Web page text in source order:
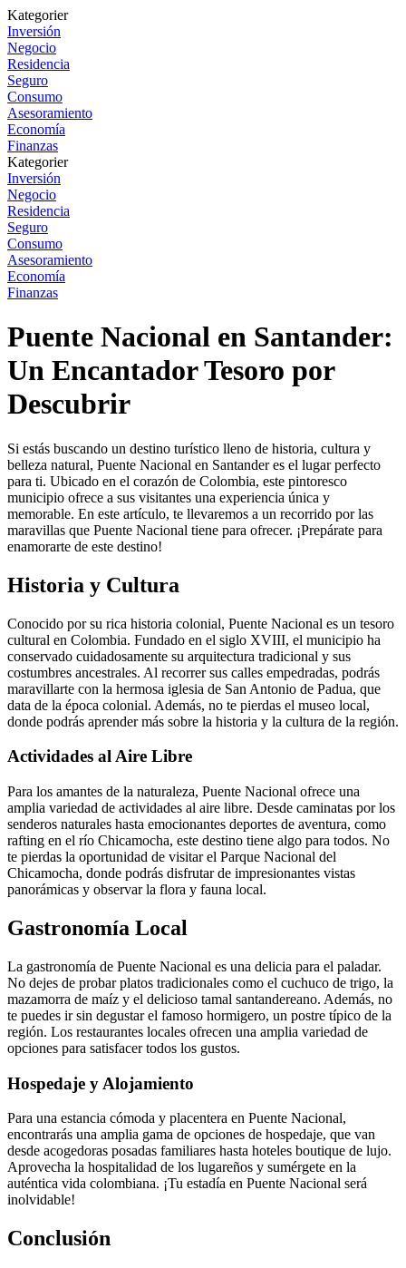
Kategorier
Inversión
Negocio
Residencia
Seguro
Consumo
Asesoramiento
Economía
Finanzas
Kategorier
Inversión
Negocio
Residencia
Seguro
Consumo
Asesoramiento
Economía
Finanzas
Puente Nacional en Santander:
Un Encantador Tesoro por
Descubrir
Si estás buscando un destino turístico lleno de historia, cultura y
belleza natural, Puente Nacional en Santander es el lugar perfecto
para ti. Ubicado en el corazón de Colombia, este pintoresco
municipio ofrece a sus visitantes una experiencia única y
memorable. En este artículo, te llevaremos a un recorrido por las
maravillas que Puente Nacional tiene para ofrecer. ¡Prepárate para
enamorarte de este destino!
Historia y Cultura
Conocido por su rica historia colonial, Puente Nacional es un tesoro
cultural en Colombia. Fundado en el siglo XVIII, el municipio ha
conservado cuidadosamente su arquitectura tradicional y sus
costumbres ancestrales. Al recorrer sus calles empedradas, podrás
maravillarte con la hermosa iglesia de San Antonio de Padua, que
data de la época colonial. Además, no te pierdas el museo local,
donde podrás aprender más sobre la historia y la cultura de la región.
Actividades al Aire Libre
Para los amantes de la naturaleza, Puente Nacional ofrece una
amplia variedad de actividades al aire libre. Desde caminatas por los
senderos naturales hasta emocionantes deportes de aventura, como
rafting en el río Chicamocha, este destino tiene algo para todos. No
te pierdas la oportunidad de visitar el Parque Nacional del
Chicamocha, donde podrás disfrutar de impresionantes vistas
panorámicas y observar la flora y fauna local.
Gastronomía Local
La gastronomía de Puente Nacional es una delicia para el paladar.
No dejes de probar platos tradicionales como el cuchuco de trigo, la
mazamorra de maíz y el delicioso tamal santandereano. Además, no
te puedes ir sin degustar el famoso hormigero, un postre típico de la
región. Los restaurantes locales ofrecen una amplia variedad de
opciones para satisfacer todos los gustos.
Hospedaje y Alojamiento
Para una estancia cómoda y placentera en Puente Nacional,
encontrarás una amplia gama de opciones de hospedaje, que van
desde acogedoras posadas familiares hasta hoteles boutique de lujo.
Aprovecha la hospitalidad de los lugareños y sumérgete en la
auténtica vida colombiana. ¡Tu estadía en Puente Nacional será
inolvidable!
Conclusión